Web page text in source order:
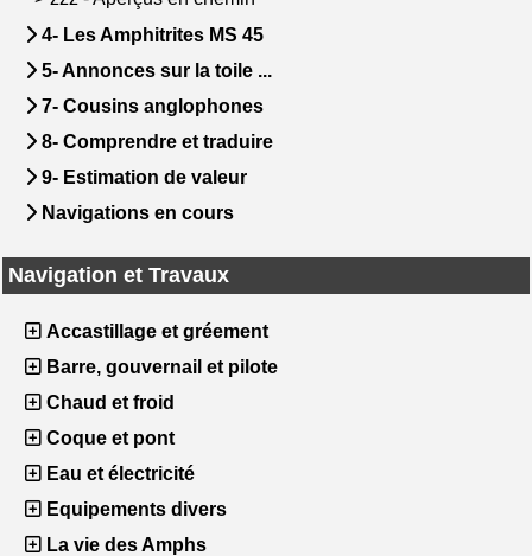
4- Les Amphitrites MS 45
5- Annonces sur la toile ...
7- Cousins anglophones
8- Comprendre et traduire
9- Estimation de valeur
Navigations en cours
Navigation et Travaux
Accastillage et gréement
Barre, gouvernail et pilote
Chaud et froid
Coque et pont
Eau et électricité
Equipements divers
La vie des Amphs